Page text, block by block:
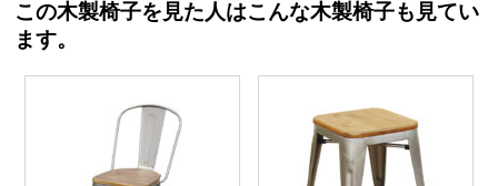
この木製椅子を見た人はこんな木製椅子も見てい
ます。